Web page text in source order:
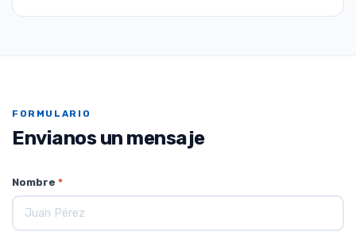
FORMULARIO
Envianos un mensaje
Nombre *